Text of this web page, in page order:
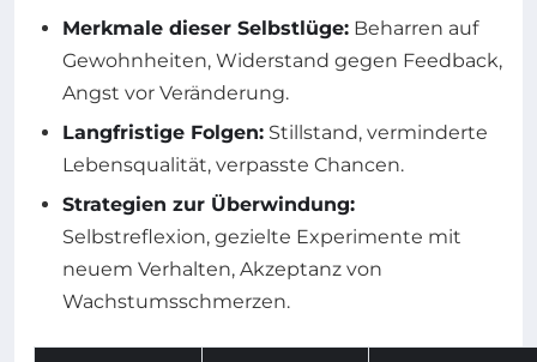
Merkmale dieser Selbstlüge: Beharren auf
Gewohnheiten, Widerstand gegen Feedback,
Angst vor Veränderung.
Langfristige Folgen: Stillstand, verminderte
Lebensqualität, verpasste Chancen.
Strategien zur Überwindung:
Selbstreflexion, gezielte Experimente mit
neuem Verhalten, Akzeptanz von
Wachstumsschmerzen.